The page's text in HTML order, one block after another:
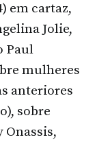
em cartaz,
Jolie,
Paul
mulheres
anteriores
sobre
Onassis,